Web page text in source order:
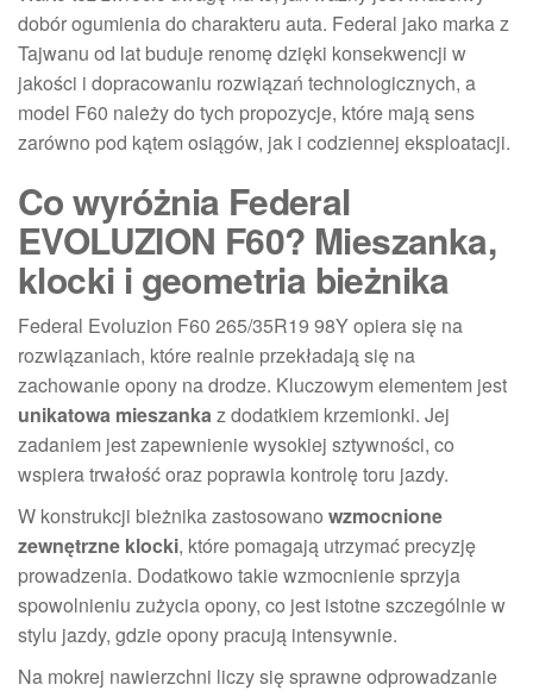
dobór ogumienia do charakteru auta. Federal jako marka z
Tajwanu od lat buduje renomę dzięki konsekwencji w
jakości i dopracowaniu rozwiązań technologicznych, a
model F60 należy do tych propozycje, które mają sens
zarówno pod kątem osiągów, jak i codziennej eksploatacji.
Co wyróżnia Federal
EVOLUZION F60? Mieszanka,
klocki i geometria bieżnika
Federal Evoluzion F60 265/35R19 98Y opiera się na
rozwiązaniach, które realnie przekładają się na
zachowanie opony na drodze. Kluczowym elementem jest
unikatowa mieszankaz dodatkiem krzemionki. Jej
zadaniem jest zapewnienie wysokiej sztywności, co
wspiera trwałość oraz poprawia kontrolę toru jazdy.
W konstrukcji bieżnika zastosowano wzmocnione
zewnętrzne klocki, które pomagają utrzymać precyzję
prowadzenia. Dodatkowo takie wzmocnienie sprzyja
spowolnieniu zużycia opony, co jest istotne szczególnie w
stylu jazdy, gdzie opony pracują intensywnie.
Na mokrej nawierzchni liczy się sprawne odprowadzanie